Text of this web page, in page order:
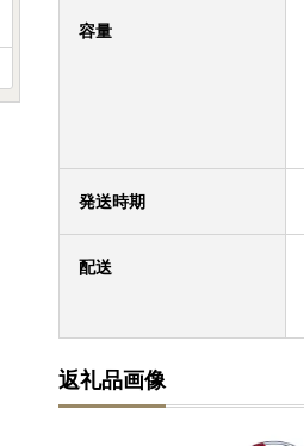
容量
発送時期
配送
返礼品画像